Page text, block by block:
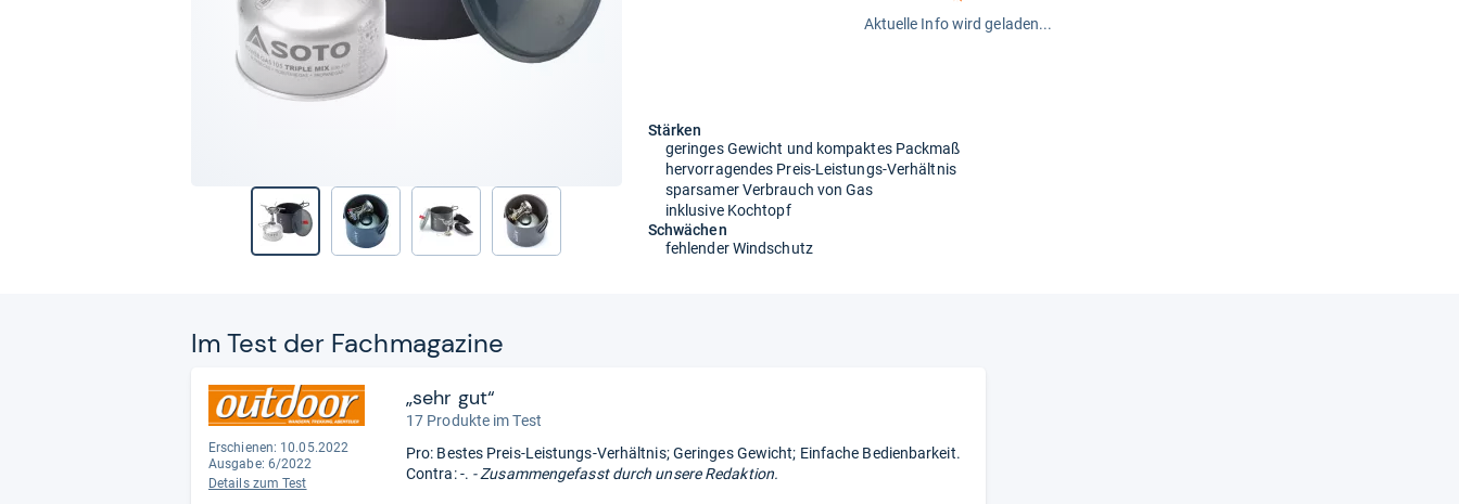
nächste
Aktuelle Info wird geladen...
Stärken
geringes Gewicht und kompaktes Packmaß
hervorragendes Preis-Leistungs-Verhältnis
sparsamer Verbrauch von Gas
inklusive Kochtopf
Schwächen
fehlender Windschutz
Im Test der Fach­ma­ga­zine
Erschienen: 10.05.2022
Ausgabe: 6/2022
Details zum Test
„sehr gut“
17 Produkte im Test
Pro: Bestes Preis-Leistungs-Verhältnis; Geringes Gewicht; Einfache Bedienbarkeit.
Contra: -. - Zusammengefasst durch unsere Redaktion.